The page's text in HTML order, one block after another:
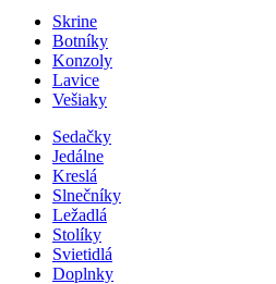
Skrine
Botníky
Konzoly
Lavice
Vešiaky
Sedačky
Jedálne
Kreslá
Slnečníky
Ležadlá
Stolíky
Svietidlá
Doplnky